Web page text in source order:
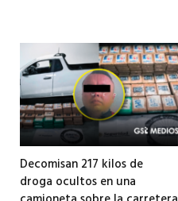
Decomisan 217 kilos de
droga ocultos en una